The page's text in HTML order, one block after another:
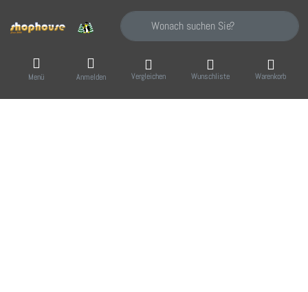
Geben Sie einen Suchbegriff ein. Während
Menü Anmelden Vergleichen Wunschliste Warenkorb